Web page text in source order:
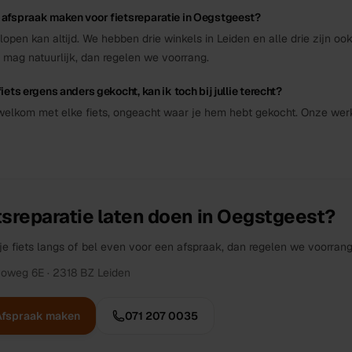
maken voor fietsreparatie in Oegstgeest?
kan altijd. We hebben drie winkels in Leiden en alle drie zijn
natuurlijk, dan regelen we voorrang.
ergens anders gekocht, kan ik toch bij jullie terecht?
met elke fiets, ongeacht waar je hem hebt gekocht. Onze
laten doen in Oegstgeest?
fiets langs of bel even voor een afspraak, dan regelen we
6E · 2318 BZ Leiden
maken 071 207 0035